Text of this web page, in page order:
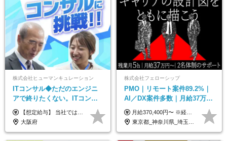
株式会社ヒューマンキュレーション
ITコンサル◆ただのエンジニ
アで終りたくない。ITコンサ
ル・PMに挑戦出来る！成長中
の次世代IT企業
【想定給与】 当社では、すべてのプロジェクトで受注単価を完全開示。 給与はその単価に連動し、還元率は80％以上を保証しています。 経験・スキル・貢献度に応じて報酬を正当に評価し、前職年収の保証も行っています。 ■正社員 月給35万円以上＋賞与年2回（みなし残業20h分含む） ◇試用期間は3ヶ月（期間中の待遇に変更なし） ◇みなし残業は案件先によって異なります。詳細は面談にてご説明致します。 ※経験・スキルを考慮し優遇 年収例： ・29歳女性／年収700万円（開発→上流転向） ・38歳男性／年収1,100万円（PMO・マネジメント） ・47歳男性／年収1,300万円（ITコンサル・高裁量案件）
大阪府
株式会社フェローシップ
PMO｜リモート案件89.2%｜
AI／DX案件多数｜月給37万円
～｜300万円の年収UP事例有
｜PMO経験不問
月給370,400円〜 ※経験やスキルを考慮し、決定いたします ※上記金額には固定残業代（30時間分/70,400円～）を含みます。超過分は別途全額支給いたします ※試用期間6カ月あり（期間中の給与・待遇に差異はありません） ★想定年収4,444,800円～ ★50万円～300万円の年収UP事例があります！
東京都_神奈川県_埼玉県_千葉県